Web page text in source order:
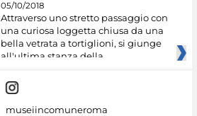
05/10/2018
Attraverso uno stretto passaggio con
una curiosa loggetta chiusa da una
bella vetrata a tortiglioni, si giunge
all'ultima stanza della
museiincomuneroma